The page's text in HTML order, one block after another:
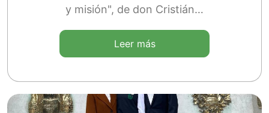
y misión", de don Cristián…
Leer más